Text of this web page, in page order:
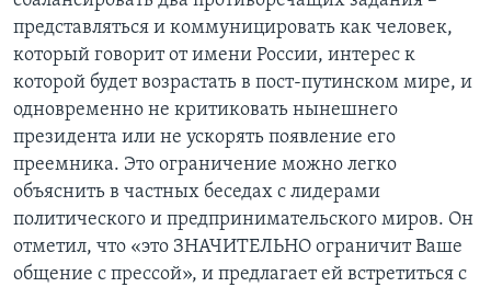
представляться и коммуницировать как человек,
который говорит от имени России, интерес к
которой будет возрастать в пост-путинском мире, и
одновременно не критиковать нынешнего
президента или не ускорять появление его
преемника. Это ограничение можно легко
объяснить в частных беседах с лидерами
политического и предпринимательского миров. Он
отметил, что «это ЗНАЧИТЕЛЬНО ограничит Ваше
общение с прессой», и предлагает ей встретиться с